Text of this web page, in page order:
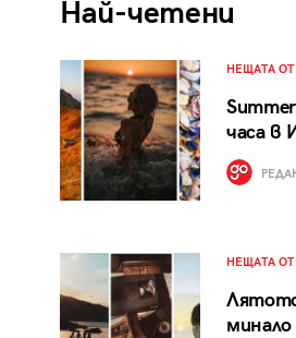
Най-четени
НЕЩАТА
часа в
НЕЩАТА